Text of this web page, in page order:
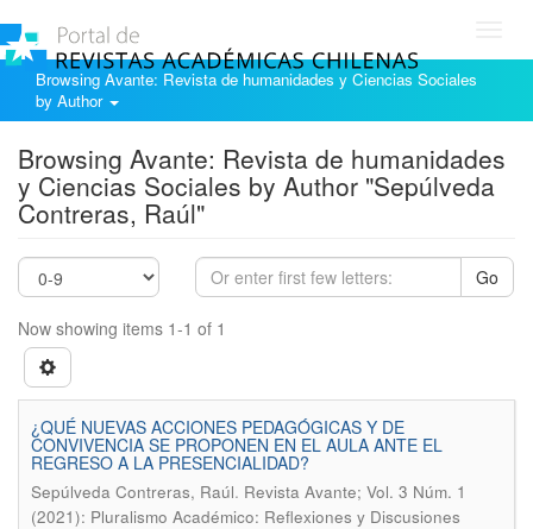
Browsing Avante: Revista de humanidades y Ciencias Sociales
by Author
Browsing Avante: Revista de humanidades
y Ciencias Sociales by Author "Sepúlveda
Contreras, Raúl"
Go
Now showing items 1-1 of 1
¿QUÉ NUEVAS ACCIONES PEDAGÓGICAS Y DE
CONVIVENCIA SE PROPONEN EN EL AULA ANTE EL
REGRESO A LA PRESENCIALIDAD?
Sepúlveda Contreras, Raúl. Revista Avante; Vol. 3 Núm. 1
(2021): Pluralismo Académico: Reflexiones y Discusiones